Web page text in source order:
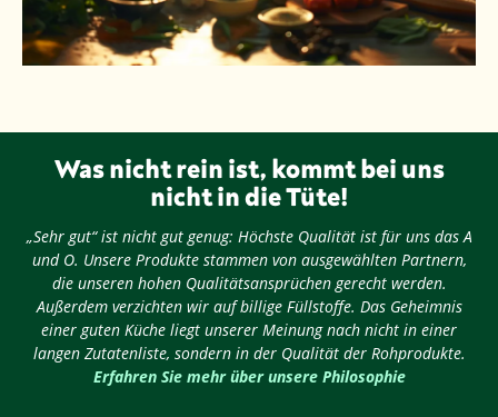
Was nicht rein ist, kommt bei uns
nicht in die Tüte!
„Sehr gut“ ist nicht gut genug: Höchste Qualität ist für uns das A
und O. Unsere Produkte stammen von ausgewählten Partnern,
die unseren hohen Qualitätsansprüchen gerecht werden.
Außerdem verzichten wir auf billige Füllstoffe. Das Geheimnis
einer guten Küche liegt unserer Meinung nach nicht in einer
langen Zutatenliste, sondern in der Qualität der Rohprodukte.
Erfahren Sie mehr über unsere Philosophie